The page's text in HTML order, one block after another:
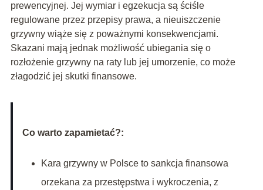
prewencyjnej. Jej wymiar i egzekucja są ściśle
regulowane przez przepisy prawa, a nieuiszczenie
grzywny wiąże się z poważnymi konsekwencjami.
Skazani mają jednak możliwość ubiegania się o
rozłożenie grzywny na raty lub jej umorzenie, co może
złagodzić jej skutki finansowe.
Co warto zapamietać?:
Kara grzywny w Polsce to sankcja finansowa
orzekana za przestępstwa i wykroczenia, z